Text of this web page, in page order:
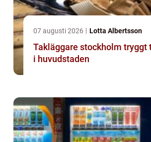
07 augusti 2026 Lotta Albertsson
Takläggare stockholm tryggt takarbete
i huvudstaden